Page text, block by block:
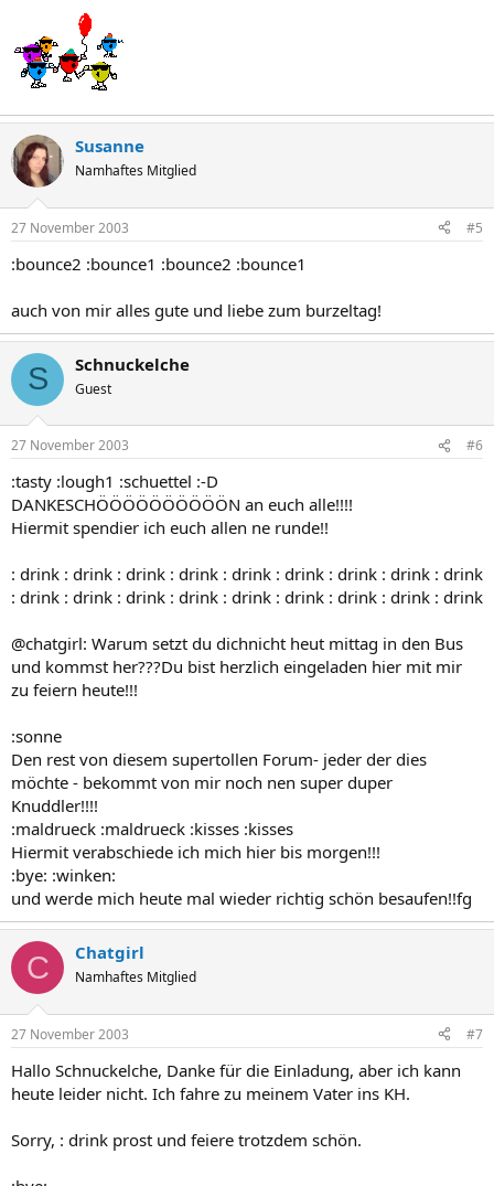
Susanne
Namhaftes Mitglied
27 November 2003 #5
:bounce2 :bounce1 :bounce2 :bounce1
auch von mir alles gute und liebe zum burzeltag!
S Schnuckelche
Guest
27 November 2003 #6
:tasty :lough1 :schuettel :-D
DANKESCHÖÖÖÖÖÖÖÖÖÖN an euch alle!!!!
Hiermit spendier ich euch allen ne runde!!
: drink : drink : drink : drink : drink : drink : drink : drink : drink
: drink : drink : drink : drink : drink : drink : drink : drink : drink
@chatgirl: Warum setzt du dichnicht heut mittag in den Bus
und kommst her???Du bist herzlich eingeladen hier mit mir
zu feiern heute!!!
:sonne
Den rest von diesem supertollen Forum- jeder der dies
möchte - bekommt von mir noch nen super duper
Knuddler!!!!
:maldrueck :maldrueck :kisses :kisses
Hiermit verabschiede ich mich hier bis morgen!!!
:bye: :winken:
und werde mich heute mal wieder richtig schön besaufen!!fg
C Chatgirl
Namhaftes Mitglied
27 November 2003 #7
Hallo Schnuckelche, Danke für die Einladung, aber ich kann
heute leider nicht. Ich fahre zu meinem Vater ins KH.
Sorry, : drink prost und feiere trotzdem schön.